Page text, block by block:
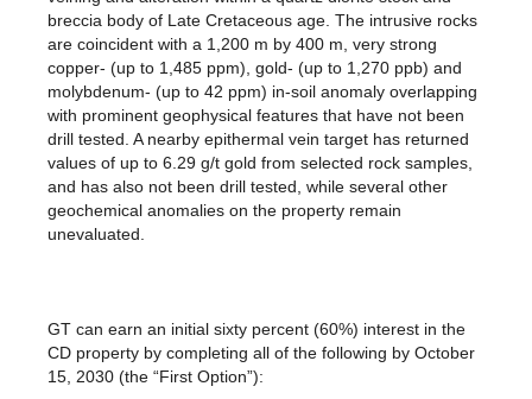
breccia body of Late Cretaceous age. The intrusive rocks
are coincident with a 1,200 m by 400 m, very strong
copper- (up to 1,485 ppm), gold- (up to 1,270 ppb) and
molybdenum- (up to 42 ppm) in-soil anomaly overlapping
with prominent geophysical features that have not been
drill tested. A nearby epithermal vein target has returned
values of up to 6.29 g/t gold from selected rock samples,
and has also not been drill tested, while several other
geochemical anomalies on the property remain
unevaluated.
GT can earn an initial sixty percent (60%) interest in the
CD property by completing all of the following by October
15, 2030 (the “First Option”):